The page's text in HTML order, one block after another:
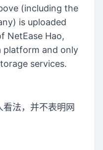
(including the
is uploaded
NetEase Hao,
platform and only
services.
看法，并不表明网